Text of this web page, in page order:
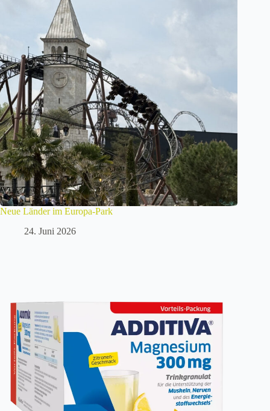
Neue Länder im Europa-Park
24. Juni 2026